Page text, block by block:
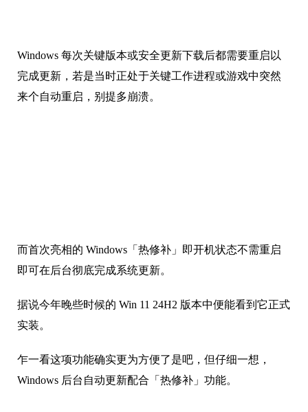
Windows 每次关键版本或安全更新下载后都需要重启以
完成更新，若是当时正处于关键工作进程或游戏中突然
来个自动重启，别提多崩溃。
而首次亮相的 Windows「热修补」即开机状态不需重启
即可在后台彻底完成系统更新。
据说今年晚些时候的 Win 11 24H2 版本中便能看到它正式
实装。
乍一看这项功能确实更为方便了是吧，但仔细一想，
Windows 后台自动更新配合「热修补」功能。